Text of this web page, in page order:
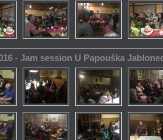
- Jam session U Papouška